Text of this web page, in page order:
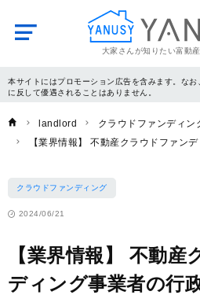
大家さんが知りたい富動
YANUSY
本サイトにはプロモーション広告を含みます。な
に反して優遇されることはありません。
landlord
クラウドファンディン
【業界情報】 不動産クラウドファン
クラウドファンディング
2024/06/21
【業界情報】 不動産
ディング事業者の行